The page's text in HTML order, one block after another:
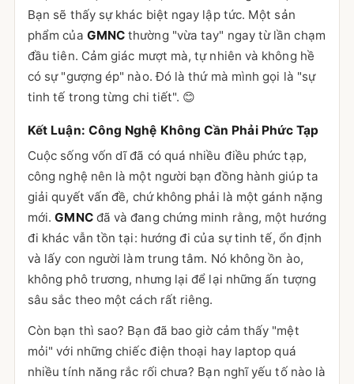
Bạn sẽ thấy sự khác biệt ngay lập tức. Một sản
phẩm của GMNC thường "vừa tay" ngay từ lần chạm
đầu tiên. Cảm giác mượt mà, tự nhiên và không hề
có sự "gượng ép" nào. Đó là thứ mà mình gọi là "sự
tinh tế trong từng chi tiết". 😊
Kết Luận: Công Nghệ Không Cần Phải Phức Tạp
Cuộc sống vốn dĩ đã có quá nhiều điều phức tạp,
công nghệ nên là một người bạn đồng hành giúp ta
giải quyết vấn đề, chứ không phải là một gánh nặng
mới.GMNCđã và đang chứng minh rằng, một hướng
đi khác vẫn tồn tại: hướng đi của sự tinh tế, ổn định
và lấy con người làm trung tâm. Nó không ồn ào,
không phô trương, nhưng lại để lại những ấn tượng
sâu sắc theo một cách rất riêng.
Còn bạn thì sao? Bạn đã bao giờ cảm thấy "mệt
mỏi" với những chiếc điện thoại hay laptop quá
nhiều tính năng rắc rối chưa? Bạn nghĩ yếu tố nào là